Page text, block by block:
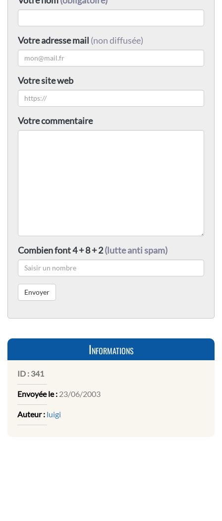
Votre adresse mail (non diffusée)
Votre site web
Votre commentaire
Combien font 4 + 8 + 2(lutte anti spam)
Informations
ID : 341
Envoyée le : 23/06/2003
Auteur : luigi